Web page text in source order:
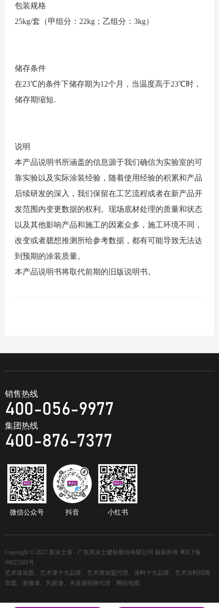
包装规格
25kg/套（甲组分：22kg；乙组分：3kg）
储存条件
在23℃的条件下储存期为12个月，当温度高于23℃时，
储存期缩短.
说明
本产品说明书所涵盖的信息源于我们确信为实验室的可
靠实验以及实际涂装经验，随着使用经验的积累和产品
后续研发的深入，我们保留在工艺流程或者在新产品开
发范围内变更数据的权利。现场底材处理的质量和状态
以及其他影响产品和施工的因素众多，施工环境不同，
改变或者臆想推测所给参考数据，都有可能导致无法达
到预期的涂装质量。
本产品说明书将取代前期的旧版说明书。
销售热线
400-056-9977
集团热线
400-876-7377
微信公众号 抖音 小红书
Copyright © 2022 美涂士漆 - 广东美涂士建材股份有限公司 版权所有 粤ICP备
09025501号
艺术漆加盟、艺术漆十大品牌、艺术漆加盟代理、涂料十大品牌、艺术涂料招商
加盟、装修漆、乳胶漆、木器漆招商代理
网站地图